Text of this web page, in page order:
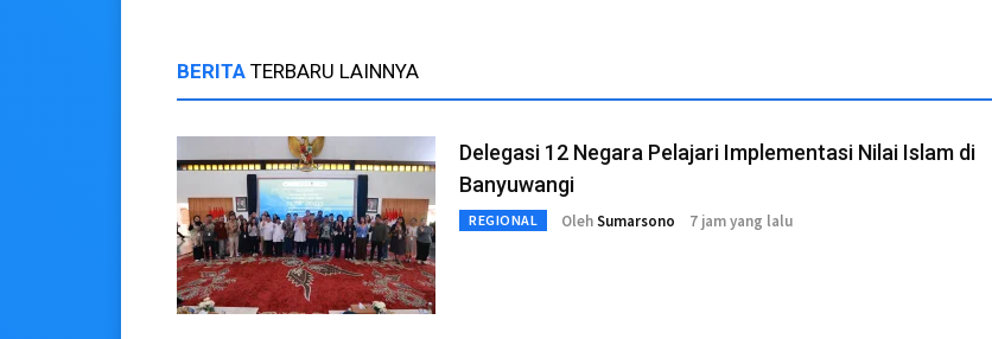
BERITA TERBARU LAINNYA
Delegasi 12 Negara Pelajari Implementasi Nilai Islam di
Banyuwangi
REGIONAL OlehSumarsono 7 jam yang lalu